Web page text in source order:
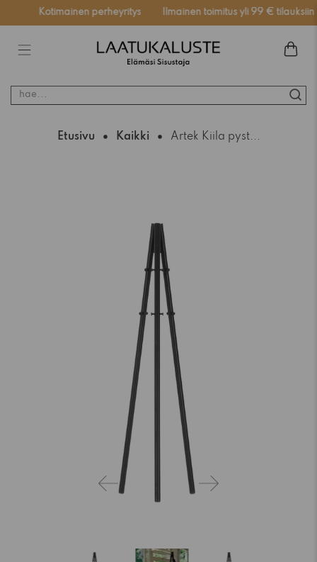
Kotimainen perheyritys Ilmainen toimitus yli 99 € tilauksiin
hae...
Etusivu Kaikki Artek Kiila pyst...